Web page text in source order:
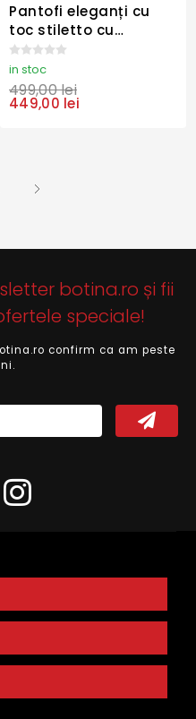
Pantofi eleganți cu
toc stiletto cu
charmuri, crem, din
piele naturală
KOR2985
in stoc
499,00 lei
449,00 lei
botina.ro și fii
speciale!
confirm ca am peste